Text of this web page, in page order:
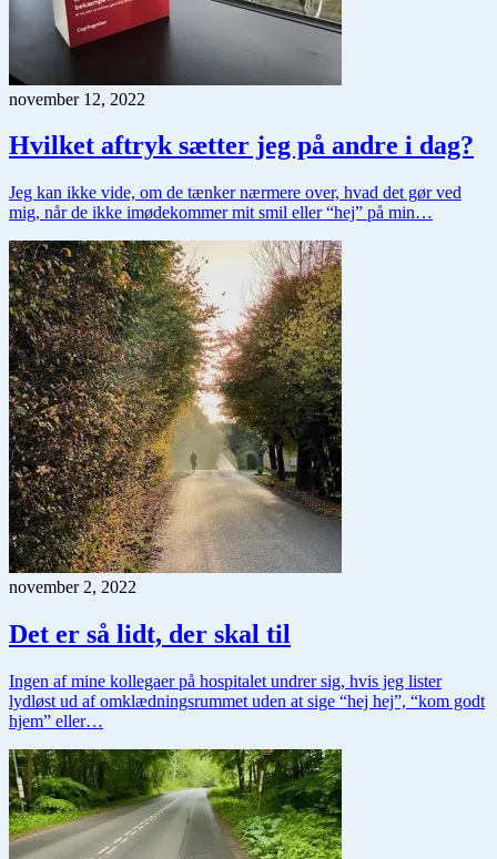
november 12, 2022
Hvilket aftryk sætter jeg på andre i dag?
Jeg kan ikke vide, om de tænker nærmere over, hvad det gør ved
mig, når de ikke imødekommer mit smil eller “hej” på min…
november 2, 2022
Det er så lidt, der skal til
Ingen af mine kollegaer på hospitalet undrer sig, hvis jeg lister
lydløst ud af omklædningsrummet uden at sige “hej hej”, “kom godt
hjem” eller…